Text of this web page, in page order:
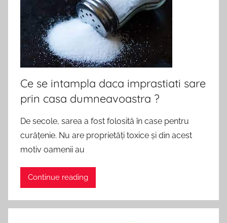
Ce se intampla daca imprastiati sare
prin casa dumneavoastra ?
De secole, sarea a fost folosită în case pentru
curățenie. Nu are proprietăți toxice și din acest
motiv oamenii au
Continue reading